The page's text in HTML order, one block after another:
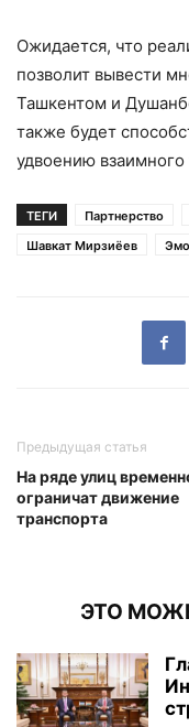
Ожидается, что
позволит вывести
Ташкентом и
также будет
удвоению взаимного
ТЕГИ Партнерство
Шавкат Мирзиёев
Предыдущая статья
На ряде улиц
ограничат движение
транспорта
ЭТО